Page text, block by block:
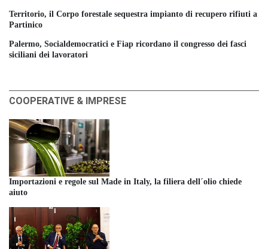
Territorio, il Corpo forestale sequestra impianto di recupero rifiuti a
Partinico
Palermo, Socialdemocratici e Fiap ricordano il congresso dei fasci
siciliani dei lavoratori
COOPERATIVE & IMPRESE
Importazioni e regole sul Made in Italy, la filiera dell´olio chiede
aiuto